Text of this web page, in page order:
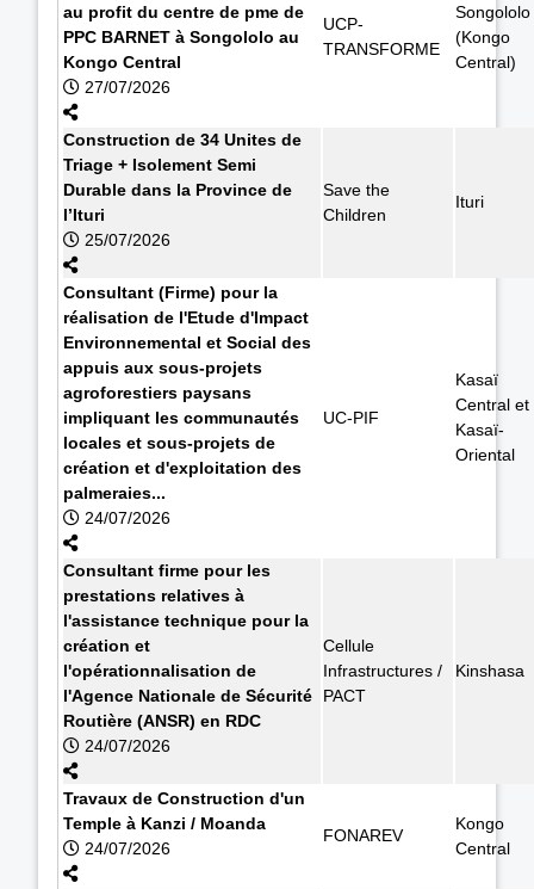
au profit du centre de pme de
PPC BARNET à Songololo au
Kongo Central
27/07/2026
UCP-
TRANSFORME
Songololo
(Kongo
Central)
Construction de 34 Unites de
Triage + Isolement Semi
Durable dans la Province de
l’Ituri
25/07/2026
Save the
Children
Ituri
Consultant (Firme) pour la
réalisation de l'Etude d'Impact
Environnemental et Social des
appuis aux sous-projets
agroforestiers paysans
impliquant les communautés
locales et sous-projets de
création et d'exploitation des
palmeraies...
24/07/2026
UC-PIF
Kasaï
Central et
Kasaï-
Oriental
Consultant firme pour les
prestations relatives à
l'assistance technique pour la
création et
l'opérationnalisation de
l'Agence Nationale de Sécurité
Routière (ANSR) en RDC
24/07/2026
Cellule
Infrastructures /
PACT
Kinshasa
Travaux de Construction d'un
Temple à Kanzi / Moanda
24/07/2026
FONAREV
Kongo
Central